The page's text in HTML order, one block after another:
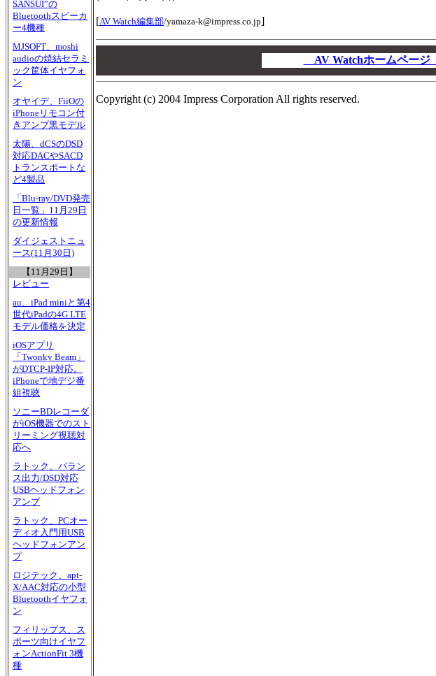
SANSUI”の
Bluetoothスピーカ
ー4機種
MJSOFT、moshi
audioの焼結セラミ
ック筐体イヤフォ
ン
オヤイデ、FiiOの
iPhoneリモコン付
きアンプ黒モデル
太陽、dCSのDSD
対応DACやSACD
トランスポートな
ど4製品
「Blu-ray/DVD発売
日一覧」11月29日
の更新情報
ダイジェストニュ
ース(11月30日)
【11月29日】
レビュー
au、iPad miniと第4
世代iPadの4G LTE
モデル価格を決定
iOSアプリ
「Twonky Beam」
がDTCP-IP対応。
iPhoneで地デジ番
組視聴
ソニーBDレコーダ
がiOS機器でのスト
リーミング視聴対
応へ
ラトック、バラン
ス出力/DSD対応
USBヘッドフォン
アンプ
ラトック、PCオー
ディオ入門用USB
ヘッドフォンアン
プ
ロジテック、apt-
X/AAC対応の小型
Bluetoothイヤフォ
ン
フィリップス、ス
ポーツ向けイヤフ
ォンActionFit 3機
種
[AV Watch編集部/yamaza-k@impress.co.jp]
AV Watchホームページ
Copyright (c) 2004 Impress Corporation All rights reserved.